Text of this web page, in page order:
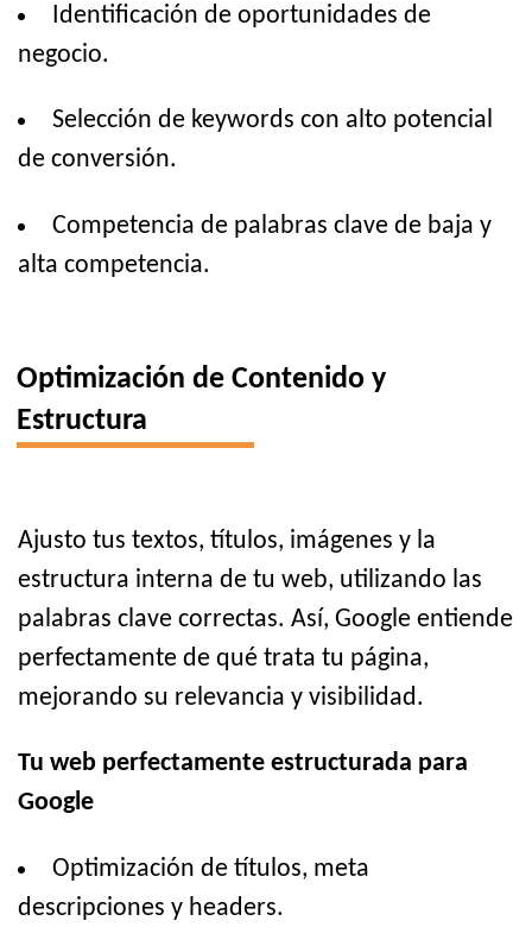
Identificación de oportunidades de
negocio.
Selección de keywords con alto potencial
de conversión.
Competencia de palabras clave de baja y
alta competencia.
Optimización de Contenido y
Estructura
Ajusto tus textos, títulos, imágenes y la
estructura interna de tu web, utilizando las
palabras clave correctas. Así, Google entiende
perfectamente de qué trata tu página,
mejorando su relevancia y visibilidad.
Tu web perfectamente estructurada para
Google
Optimización de títulos, meta
descripciones y headers.